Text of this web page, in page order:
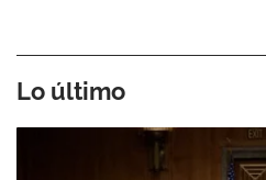
Lo último